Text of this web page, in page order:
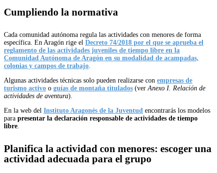
Cumpliendo la normativa
Cada comunidad autónoma regula las actividades con menores de forma
específica. En Aragón rige el Decreto 74/2018 por el que se aprueba el
reglamento de las actividades juveniles de tiempo libre en la
Comunidad Autónoma de Aragón en su modalidad de acampadas,
colonias y campos de trabajo.
Algunas actividades técnicas solo pueden realizarse con empresas de
turismo activo o guías de montaña titulados (verAnexo I. Relación de
actividades de aventura).
En la web del Instituto Aragonés de la Juventud encontrarás los modelos
para presentar la declaración responsable de actividades de tiempo
libre.
Planifica la actividad con menores: escoger una
actividad adecuada para el grupo